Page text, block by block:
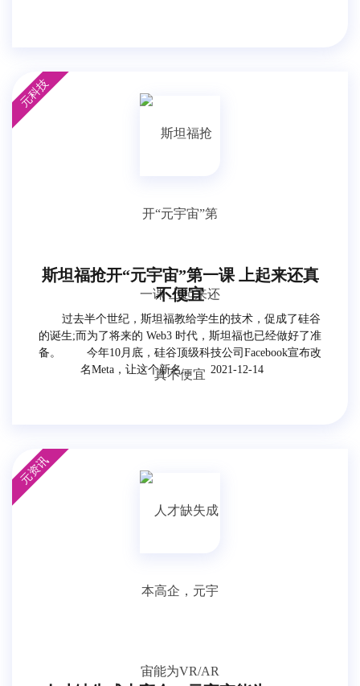
斯坦福抢开“元宇宙”第一课 上起来还真
不便宜
过去半个世纪，斯坦福教给学生的技术，促成了硅谷
的诞生;而为了将来的 Web3 时代，斯坦福也已经做好了准
备。 今年10月底，硅谷顶级科技公司Facebook宣布改
名Meta，让这个新名...
2021-12-14
元科技
元资讯